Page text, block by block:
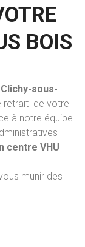
BOIS
Clichy-sous-
retrait de votre
à notre équipe
centre VHU
munir des